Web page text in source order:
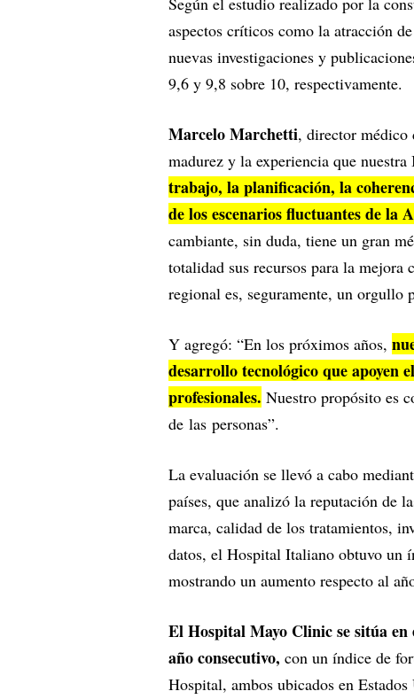
aspectos críticos como la atracción
nuevas investigaciones y
9,6 y 9,8 sobre 10, respectivamente.
Marcelo Marchetti, director
madurez y la experiencia que
trabajo, la planificación, la
de los escenarios fluctuantes de la
cambiante, sin duda, tiene un gran
totalidad sus recursos para la
regional es, seguramente, un orgullo
Y agregó: “En los próximos años,
desarrollo tecnológico que apoyen
profesionales. Nuestro propósito es
de las personas”.
La evaluación se llevó a cabo
países, que analizó la reputación de
marca, calidad de los tratamientos,
datos, el Hospital Italiano obtuvo un
mostrando un aumento respecto al
El Hospital Mayo Clinic se sitúa
año consecutivo, con un índice de
Hospital, ambos ubicados en